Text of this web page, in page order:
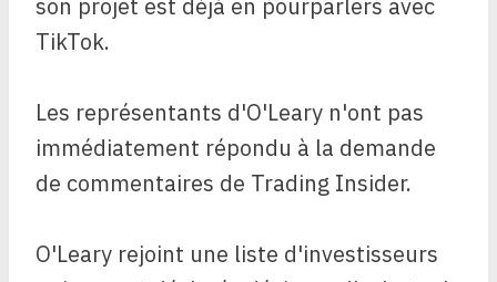
son projet est déjà en pourparlers avec
TikTok.
Les représentants d'O'Leary n'ont pas
immédiatement répondu à la demande
de commentaires de Trading Insider.
O'Leary rejoint une liste d'investisseurs